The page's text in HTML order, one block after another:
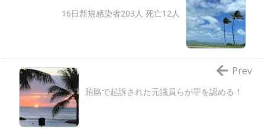
16日新規感染者203人 死亡12人
賄賂で起訴された元議員らが罪を認める！
Prev